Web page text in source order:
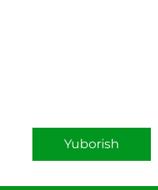
Yuborish